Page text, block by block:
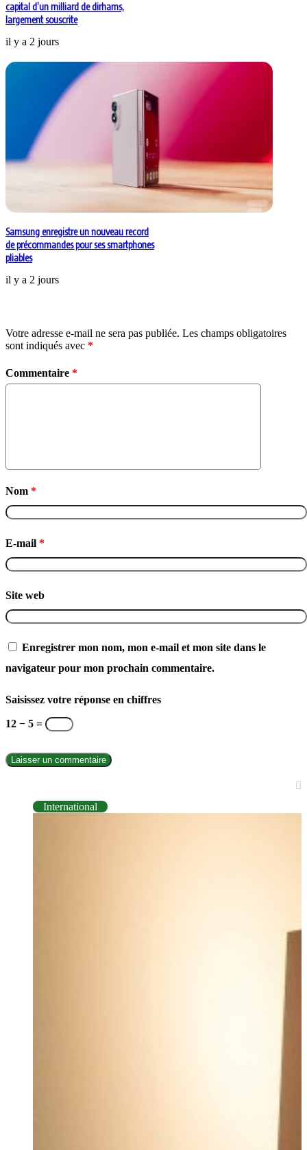
capital d’un milliard de dirhams,
largement souscrite
il y a 2 jours
Samsung enregistre un nouveau record
de précommandes pour ses smartphones
pliables
il y a 2 jours
Votre adresse e-mail ne sera pas publiée. Les champs obligatoires
sont indiqués avec *
Commentaire *
Nom *
E-mail *
Site web
Enregistrer mon nom, mon e-mail et mon site dans le
navigateur pour mon prochain commentaire.
Saisissez votre réponse en chiffres
12 − 5 =
International